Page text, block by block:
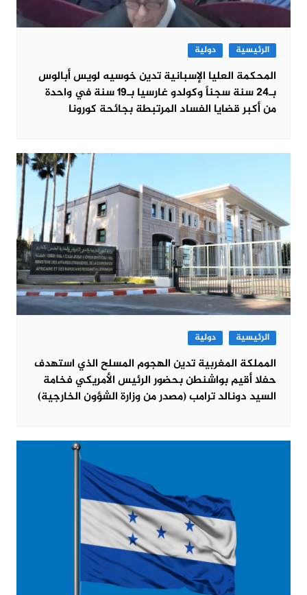
الرئيسية دولية
المحكمة العليا الإسبانية تدين خوسيه لويس أبالوس
بـ24 سنة سجناً وكولدو غارسيا بـ19 سنة في واحدة
من أكبر قضايا الفساد المرتبطة بجائحة كورونا
الرئيسية دولية
المملكة المغربية تدين الهجوم المسلح الذي استهدف
حفلا أقيم بواشنطن بحضور الرئيس الأمريكي فخامة
السيد دونالد ترامب (مصدر من وزارة الشؤون الخارجية)